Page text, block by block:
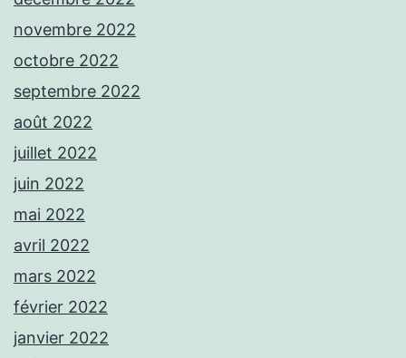
novembre 2022
octobre 2022
septembre 2022
août 2022
juillet 2022
juin 2022
mai 2022
avril 2022
mars 2022
février 2022
janvier 2022